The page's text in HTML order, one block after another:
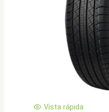
Vista rápida